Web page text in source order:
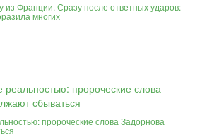
Франции. Сразу после ответных ударов:
многих
пророческие слова Задорнова